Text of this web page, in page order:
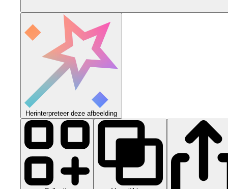
Herinterpreteer deze afbeelding